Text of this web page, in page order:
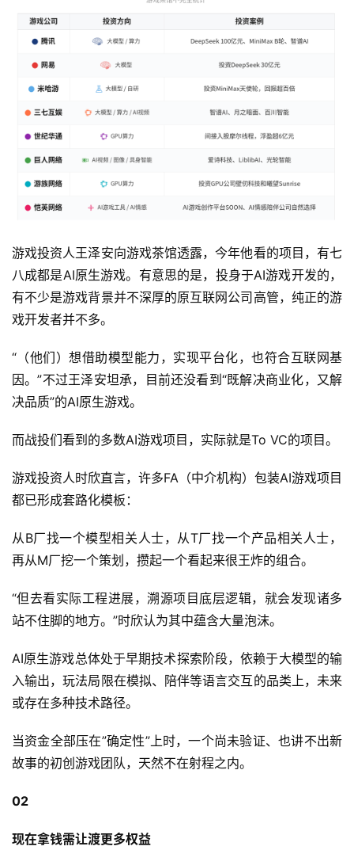
游戏投资人王泽安向游戏茶馆透露，今年他看的项目，有七
八成都是AI原生游戏。有意思的是，投身于AI游戏开发的，
有不少是游戏背景并不深厚的原互联网公司高管，纯正的游
戏开发者并不多。
“（他们）想借助模型能力，实现平台化，也符合互联网基
因。”不过王泽安坦承，目前还没看到“既解决商业化，又解
决品质”的AI原生游戏。
而战投们看到的多数AI游戏项目，实际就是To VC的项目。
游戏投资人时欣直言，许多FA（中介机构）包装AI游戏项目
都已形成套路化模板：
从B厂找一个模型相关人士，从T厂找一个产品相关人士，
再从M厂挖一个策划，攒起一个看起来很王炸的组合。
“但去看实际工程进展，溯源项目底层逻辑，就会发现诸多
站不住脚的地方。”时欣认为其中蕴含大量泡沫。
AI原生游戏总体处于早期技术探索阶段，依赖于大模型的输
入输出，玩法局限在模拟、陪伴等语言交互的品类上，未来
或存在多种技术路径。
当资金全部压在”确定性”上时，一个尚未验证、也讲不出新
故事的初创游戏团队，天然不在射程之内。
02
现在拿钱需让渡更多权益